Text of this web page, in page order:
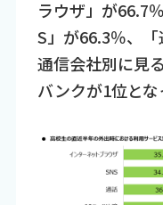
ラウザ」が66.7
S」が66.3％、「
通信会社別に見
バンクが1位とな